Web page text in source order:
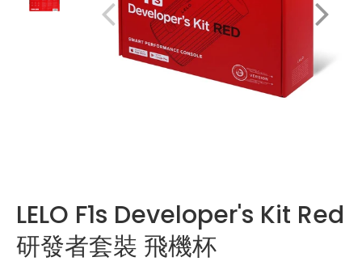
LELO F1s Developer's Kit Red
研發者套裝 飛機杯